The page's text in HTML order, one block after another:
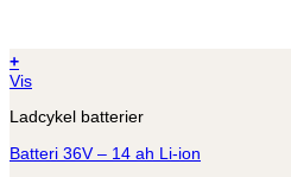
+
Vis
Ladcykel batterier
Batteri 36V – 14 ah Li-ion